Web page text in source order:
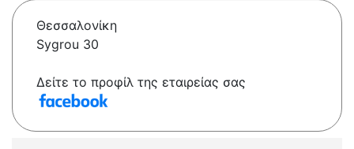
Θεσσαλονίκη
Sygrou 30
Δείτε το προφίλ της εταιρείας σας